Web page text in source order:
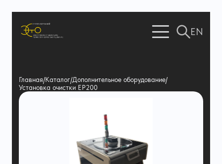
EN
Главная/Каталог/Дополнительное оборудование/
Установка очистки ЕР200